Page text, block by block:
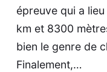
épreuve qui a
km et 8300
bien le genre de
Finalement,…